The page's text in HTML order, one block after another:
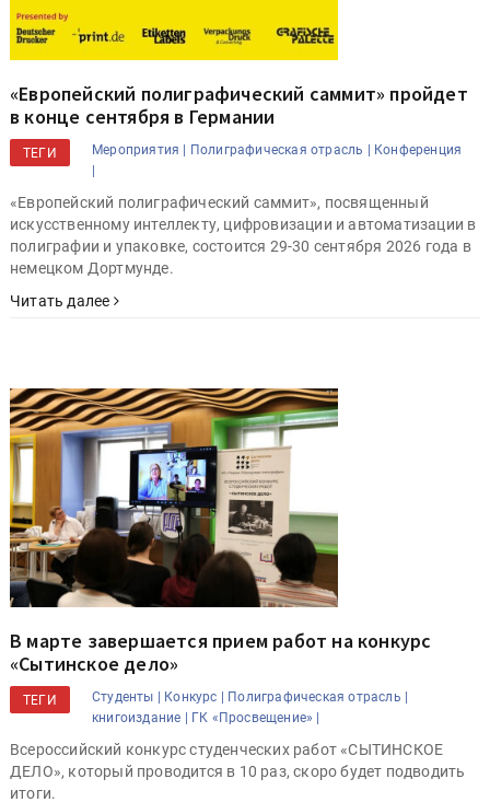
«Европейский полиграфический саммит» пройдет
в конце сентября в Германии
ТЕГИ Мероприятия | Полиграфическая отрасль |
Конференция
«Европейский полиграфический саммит», посвященный
искусственному интеллекту, цифровизации и автоматизации в
полиграфии и упаковке, состоится 29-30 сентября 2026 года в
немецком Дортмунде.
Читать далее
В марте завершается прием работ на конкурс
«Сытинское дело»
ТЕГИ Студенты | Конкурс |
Полиграфическая отрасль |
книгоиздание |
ГК «Просвещение» |
Всероссийский конкурс студенческих работ «СЫТИНСКОЕ
ДЕЛО», который проводится в 10 раз, скоро будет подводить
итоги.